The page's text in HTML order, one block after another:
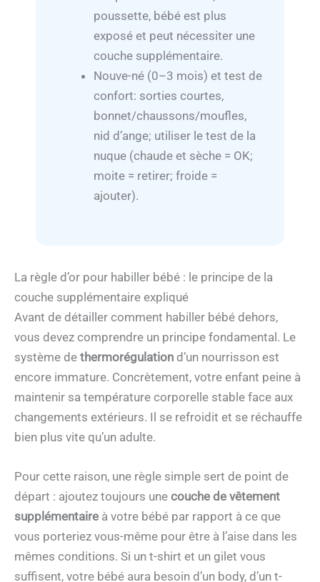
poussette, bébé est plus
exposé et peut nécessiter une
couche supplémentaire.
Nouve-né (0–3 mois) et test de
confort: sorties courtes,
bonnet/chaussons/moufles,
nid d’ange; utiliser le test de la
nuque (chaude et sèche = OK;
moite = retirer; froide =
ajouter).
La règle d’or pour habiller bébé : le principe de la
couche supplémentaire expliqué
Avant de détailler comment habiller bébé dehors,
vous devez comprendre un principe fondamental. Le
système de thermorégulation d’un nourrisson est
encore immature. Concrètement, votre enfant peine à
maintenir sa température corporelle stable face aux
changements extérieurs. Il se refroidit et se réchauffe
bien plus vite qu’un adulte.
Pour cette raison, une règle simple sert de point de
départ : ajoutez toujours une couche de vêtement
supplémentaire à votre bébé par rapport à ce que
vous porteriez vous-même pour être à l’aise dans les
mêmes conditions. Si un t-shirt et un gilet vous
suffisent, votre bébé aura besoin d’un body, d’un t-